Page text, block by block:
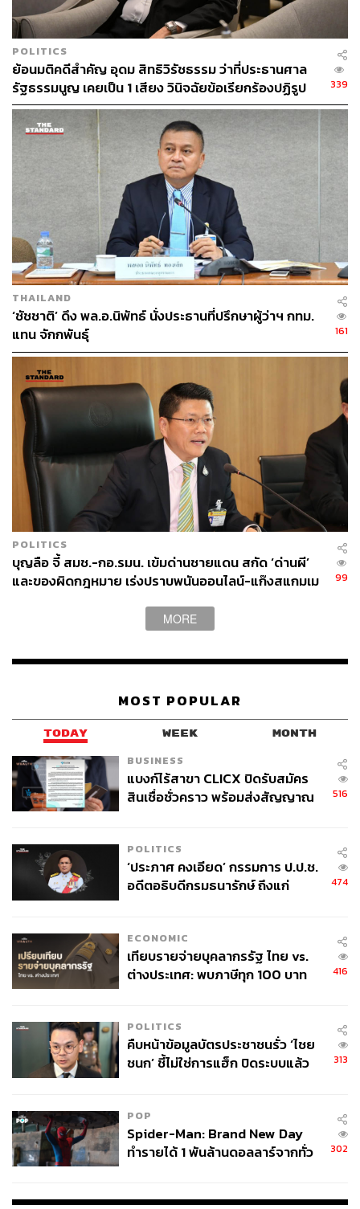
ราชบุรีที่รักทุกคน มาวันนี้ดีใจ อบอุ่นใจสำหรับการต้อนรับที่ดี
ตลาดศรีเมืองถือว่าเป็นตลาดตัวอย่างที่ทำให้พี่น้องชาว
เกษตรกรทุกคนเข้าถึงผู้ซื้อได้อย่างดี และต้นทุนในการนำ
สินค้ามาขายมีราคาเหมาะสม ต้องขอขอบคุณรัฐมนตรีช่วย
ว่าการกระทรวงพาณิชย์ด้วย ขอบคุณอีกครั้งที่เป็นกระบอก
เสียง และเป็นคนที่ร่วมจัดตั้งตลาดนี้ขึ้นมาเพื่อเป็นประโยชน์
สูงสุดกับพี่น้องทุกคน
“วันนี้รัฐบาลนี้มาหาพี่น้องตรงนี้ มีรัฐมนตรีมาครบ กระทรวง
การท่องเที่ยวและกีฬา กระทรวงคมนาคม กระทรวงการคลัง
กระทรวงเกษตรและสหกรณ์ กระทรวงพาณิชย์ ราคาพืชผล
ราคาสินค้าของเราต้องดี พี่น้องต้องมีรายได้ที่ดี มีรายได้เพิ่ม
มากขึ้น 3 เท่าภายใน 4 ปี พี่น้องตลาดศรีเมืองถือเป็นแม่แบบที่
ดีสำหรับการค้าขาย เพราะจะเป็นการตัดพ่อค้าคนกลางออก
ไปได้มากพอสมควร ทำให้ราคาผู้ผลิตสามารถเข้าถึงผู้
บริโภคและมีผลกำไรที่ดีและเหมาะสม” นายกรัฐมนตรีกล่าว
เศรษฐากล่าวว่า วันนี้ได้มาแวะตามที่ต่างๆ ได้พูดคุยกับผู้
ประกอบการ ไม่ว่าจะเป็นขายผัก ขายหอมแดง เช่น ราคา
หอมแดง ได้สั่งการไปแล้ว ราคาจากมือเกษตรกรจะต้องไม่
ต่ำกว่า 20 บาท และในเรื่องของการเกษตรเราจะไม่พูดถึง
การบริหารจัดการน้ำไม่ได้ หากน้ำดีผลิตผลเราก็ดี รายได้พี่
น้องก็ดี และเท่าที่พูดคุย ราคาปุ๋ยก็แพง รัฐบาลนี้พยายาม
ทำให้ราคาทุกอย่างเหมาะสม ทำให้รายได้สุทธิเข้ากระเป๋าพี่
น้องประชาชนสูงที่สุด ต้องขอบคุณอีกครั้งที่ให้การต้อนรับ
อย่างอบอุ่น
จากนั้นนายกฯ ได้มาที่ร้านทุเรียนเจ๊เง้า โดยได้ทดลองแกะ
ทุเรียนระยอง พร้อมแจกให้คณะทำงานและสื่อมวลชนได้ชิม
ก่อนที่นายกฯ จะลองชิมทุเรียนพร้อมยกนิ้วโป้งให้
POLITICS
ย้อนมติคดีสำคัญ อุดม สิทธิวิรัชธรรม ว่าที่ประธานศาล
รัฐธรรมนูญ เคยเป็น 1 เสียง วินิจฉัยข้อเรียกร้องปฏิรูป
สถาบันฯ ไม่เข้าข่ายล้มล้าง
339
THAILAND
‘ชัชชาติ’ ดึง พล.อ.นิพัทธ์ นั่งประธานที่ปรึกษาผู้ว่าฯ กทม.
แทน จักกพันธุ์
161
POLITICS
บุญลือ จี้ สมช.-กอ.รมน. เข้มด่านชายแดน สกัด ‘ด่านผี’
และของผิดกฎหมาย เร่งปราบพนันออนไลน์-แก๊งสแกมเม
99
MORE
MOST POPULAR
TODAY WEEK MONTH
BUSINESS
แบงก์ไร้สาขา CLICX ปิดรับสมัคร
สินเชื่อชั่วคราว พร้อมส่งสัญญาณ
516
POLITICS
‘ประภาศ คงเอียด’ กรรมการ ป.ป.ช.
อดีตอธิบดีกรมธนารักษ์ ถึงแก่
474
ECONOMIC
เทียบรายจ่ายบุคลากรรัฐ ไทย vs.
ต่างประเทศ: พบภาษีทุก 100 บาท
416
POLITICS
คืบหน้าข้อมูลบัตรประชาชนรั่ว ‘ไชย
ชนก’ ชี้ไม่ใช่การแฮ็ก ปิดระบบแล้ว
313
POP
Spider-Man: Brand New Day
ทำรายได้ 1 พันล้านดอลลาร์จากทั่ว
302